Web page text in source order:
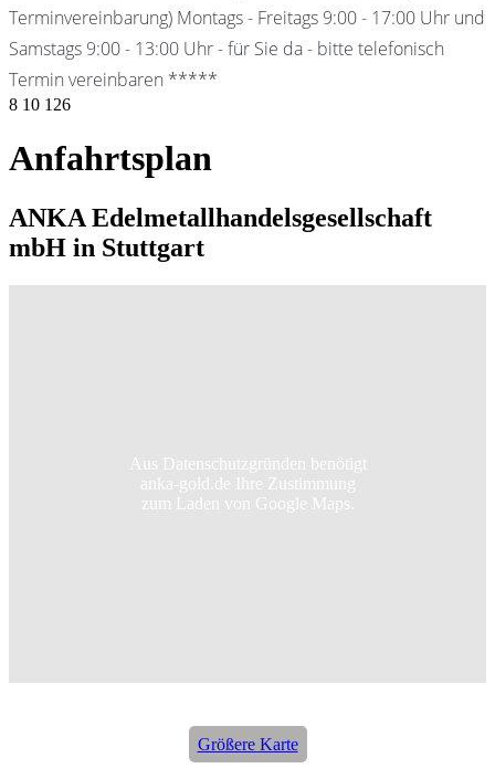
Terminvereinbarung) Montags - Freitags 9:00 - 17:00 Uhr und
Samstags 9:00 - 13:00 Uhr - für Sie da - bitte telefonisch
Termin vereinbaren *****
8 10 126
Anfahrtsplan
ANKA Edelmetallhandelsgesellschaft
mbH in Stuttgart
Größere Karte
Aus Datenschutzgründen benötigt
anka-gold.de Ihre Zustimmung
zum Laden von Google Maps.